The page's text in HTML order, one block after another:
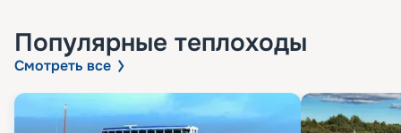
Популярные теплоходы
Смотреть все